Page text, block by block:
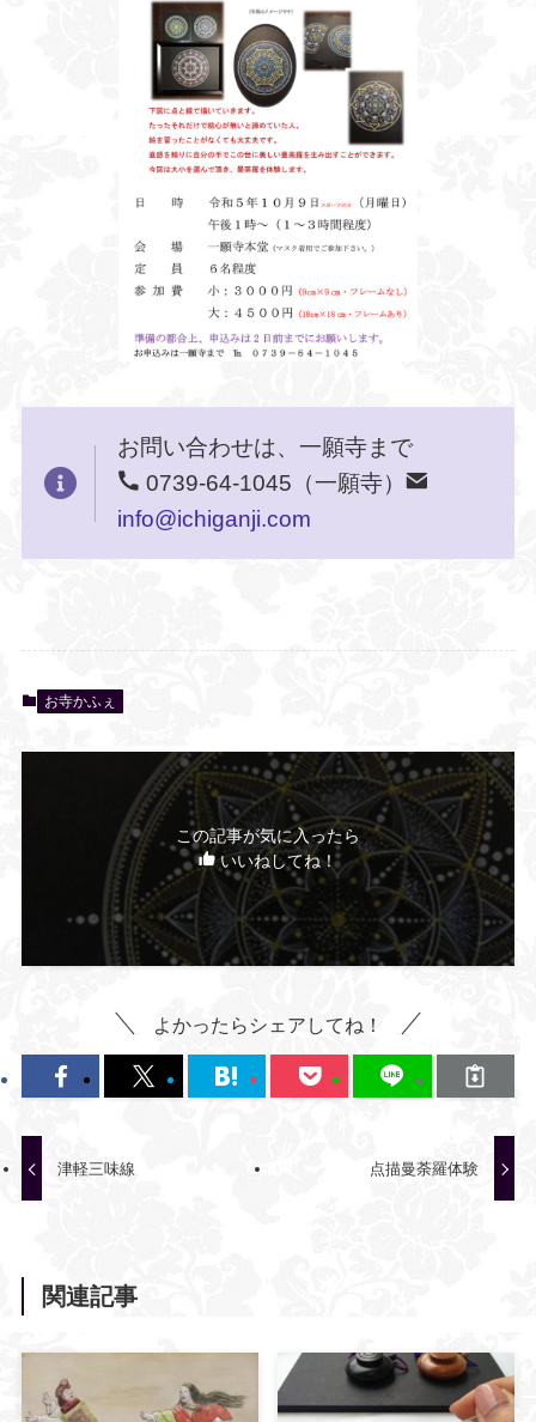
お問い合わせは、一願寺まで
0739-64-1045（一願寺）
info@ichiganji.com
お寺かふぇ
この記事が気に入ったら
いいねしてね！
よかったらシェアしてね！
津軽三味線 点描曼荼羅体験
関連記事